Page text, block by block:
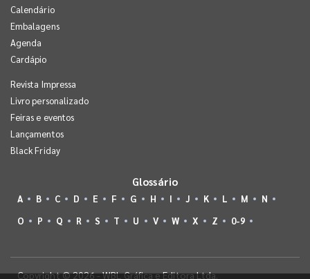
Calendário
Embalagens
Agenda
Cardápio
Revista Impressa
Livro personalizado
Feiras e eventos
Lançamentos
Black Friday
Glossário
A B C D E F G H I J K L M
N
O
P Q R S T U V W X Z 0-9
Copyright © 2026 - WBL Gráfica e Editora Ltda.